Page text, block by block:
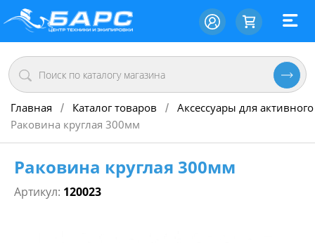
Главная / Каталог товаров / Аксессуары для
Раковина круглая 300мм
Раковина круглая 300мм
Артикул: 120023